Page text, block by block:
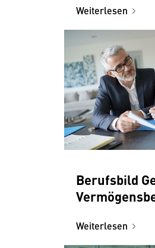
Weiterlesen
Berufsbild
Weiterlesen